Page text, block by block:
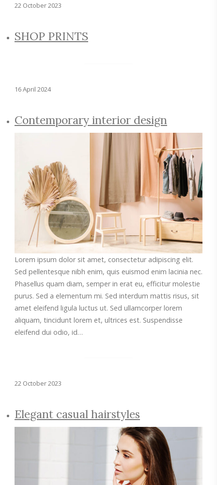
22 October 2023
SHOP PRINTS
16 April 2024
Contemporary interior design
Lorem ipsum dolor sit amet, consectetur adipiscing elit.
Sed pellentesque nibh enim, quis euismod enim lacinia nec.
Phasellus quam diam, semper in erat eu, efficitur molestie
purus. Sed a elementum mi. Sed interdum mattis risus, sit
amet eleifend ligula luctus ut. Sed ullamcorper lorem
aliquam, tincidunt lorem et, ultrices est. Suspendisse
eleifend dui odio, id…
22 October 2023
Elegant casual hairstyles